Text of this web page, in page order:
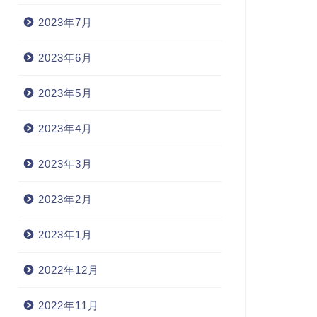
2023年7月
2023年6月
2023年5月
2023年4月
2023年3月
2023年2月
2023年1月
2022年12月
2022年11月